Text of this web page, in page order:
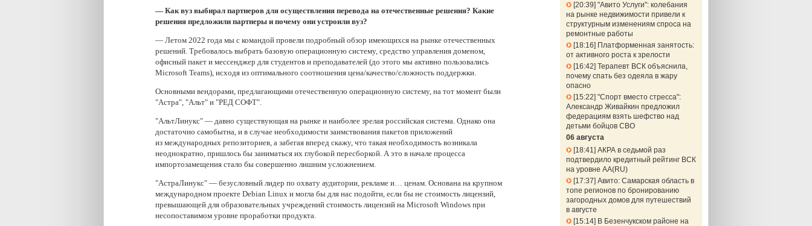
— Как вуз выбирал партнеров для осуществления перевода на отечественные решения? Какие
решения предложили партнеры и почему они устроили вуз?
— Летом 2022 года мы с командой провели подробный обзор имеющихся на рынке отечественных
решений. Требовалось выбрать базовую операционную систему, средство управления доменом,
офисный пакет и мессенджер для студентов и преподавателей (до этого мы активно пользовались
Microsoft Teams), исходя из оптимального соотношения цена/качество/сложность поддержки.
Основными вендорами, предлагающими отечественную операционную систему, на тот момент были
"Астра", "Альт" и "РЕД СОФТ".
"АльтЛинукс" — давно существующая на рынке и наиболее зрелая российская система. Однако она
достаточно самобытна, и в случае необходимости заимствования пакетов приложений
из международных репозиториев, а забегая вперед скажу, что такая необходимость возникала
неоднократно, пришлось бы заниматься их глубокой пересборкой. А это в начале процесса
импортозамещения стало бы совершенно лишним усложнением.
"АстраЛинукс" — безусловный лидер по охвату аудитории, рекламе и… ценам. Основана на крупном
международном проекте Debian Linux и могла бы для нас подойти, если бы не стоимость лицензий,
превышающей для образовательных учреждений стоимость лицензий на Microsoft Windows при
несопоставимом уровне проработки продукта.
20:39 "Авито Услуги": колебания
на рынке недвижимости привели к
структурным изменениям спроса на
ремонтные работы
18:16
Платформенная занятость:
от активного роста к зрелости
16:42 Терапевт ВСК объяснила,
почему спать без одеяла в жару
опасно
15:22 "Спорт вместо стресса":
Александр Живайкин предложил
федерациям взять шефство над
детьми бойцов СВО
06 августа
18:41 АКРА в седьмой раз
подтвердило кредитный рейтинг ВСК
на уровне АА(RU)
17:37 Авито: Самарская область в
топе регионов по бронированию
загородных домов для путешествий
в августе
15:14 В Безенчукском районе на